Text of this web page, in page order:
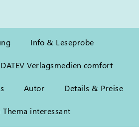
Info & Leseprobe
Verlagsmedien comfort
Autor Details & Preise
Thema interessant